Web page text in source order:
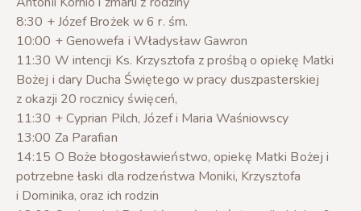
8:30 + Józef Brożek w 6 r. śm.
10:00 + Genowefa i Władysław Gawron
11:30 W intencji Ks. Krzysztofa z prośbą o opiekę Matki
Bożej i dary Ducha Świętego w pracy duszpasterskiej
z okazji 20 rocznicy święceń,
11:30 + Cyprian Pilch, Józef i Maria Waśniowscy
13:00 Za Parafian
14:15 O Boże błogosławieństwo, opiekę Matki Bożej i
potrzebne łaski dla rodzeństwa Moniki, Krzysztofa
i Dominika, oraz ich rodzin